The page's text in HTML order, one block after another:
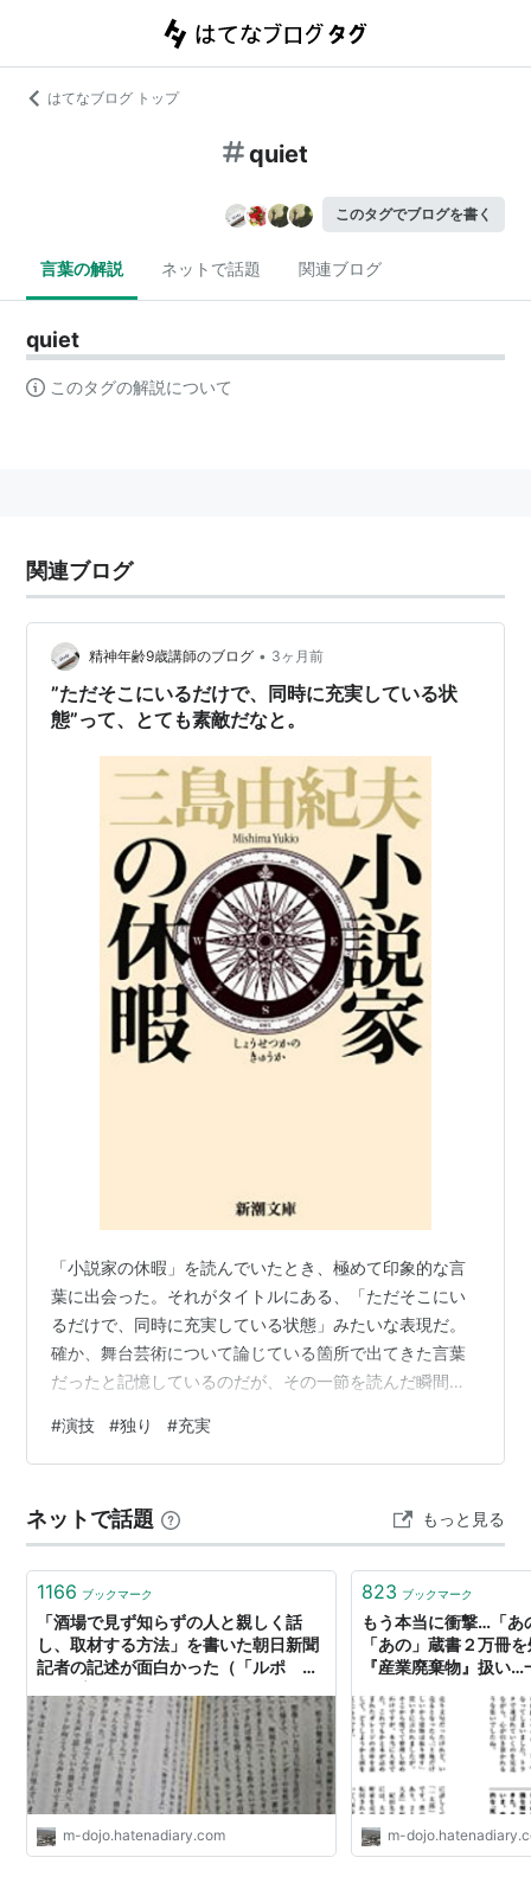
はてなブログ トップ
quiet
このタグでブログを書く
言葉の解説 ネットで話題 関連ブログ
quiet
このタグの解説について
関連ブログ
精神年齢9歳講師のブログ • 3ヶ月前
”ただそこにいるだけで、同時に充実している状
態”って、とても素敵だなと。
「小説家の休暇」を読んでいたとき、極めて印象的な言
葉に出会った。それがタイトルにある、「ただそこにい
るだけで、同時に充実している状態」みたいな表現だ。
確か、舞台芸術について論じている箇所で出てきた言葉
だったと記憶しているのだが、その一節を読んだ瞬間、
る。 小説家の休暇 （新潮文庫 みー3-30 新潮文庫） [ 三
島 由紀夫 ] posted with カエレバ 僕の解釈が正しいかは
役柄を演じる人間は、少しずつその役に毒されていく」
という話が語られていた。 例えば、今自分が感じている
怒りは、本当…
#演技 #独り #充実
ネットで話題 もっと見る
1166 ブックマーク
「酒場で見ず知らずの人と親しく話
し、取材する方法」を書いた朝日新聞
記者の記述が面白かった（「ルポ ト
Dojo. ーQUIET & COLORFUL
PLACE-
m-dojo.hatenadiary.com
823 ブックマーク
もう本当に衝撃…「あ
「あの」蔵書２万冊
『産業廃棄物』扱い
する者たち】 -
QUIET & COLORFUL
m-